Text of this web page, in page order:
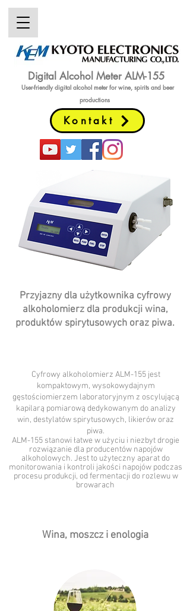
Digital Alcohol Meter ALM-155
User-friendly digital alcohol meterfor wine, spirits and beer
productions
Kontakt
Przyjazny dla użytkownika cyfrowy
alkoholomierz dla produkcji wina,
produktów spirytusowych oraz piwa.
Cyfrowy alkoholomierz ALM-155 jest
kompaktowym, wysokowydajnym
gęstościomierzem laboratoryjnym z oscylującą
kapilarą pomiarową dedykowanym do analizy
win, destylatów spirytusowych, likierów oraz
piwa.
ALM-155 stanowi łatwe w użyciu i niezbyt drogie
rozwiązanie dla producentów napojów
alkoholowych. Jest to użyteczny aparat do
monitorowania i kontroli jakości napojów podczas
procesu produkcji, od fermentacji do rozlewu w
browarach
​​Wina, moszcz i enologia